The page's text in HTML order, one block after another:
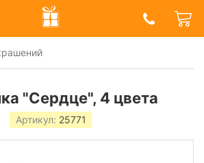
Prazdnik
Shop
"Сердце", 4 цвета
Артикул: 25771